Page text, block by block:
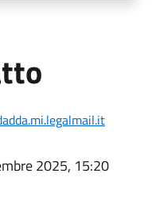
2025, 15:20